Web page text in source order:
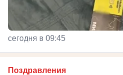
сегодня в 09:45
Поздравления